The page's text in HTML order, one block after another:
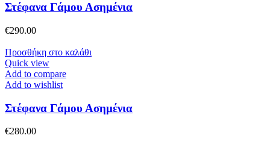
Στέφανα Γάμου Ασημένια
€290.00
Προσθήκη στο καλάθι
Quick view
Add to compare
Add to wishlist
Στέφανα Γάμου Ασημένια
€280.00